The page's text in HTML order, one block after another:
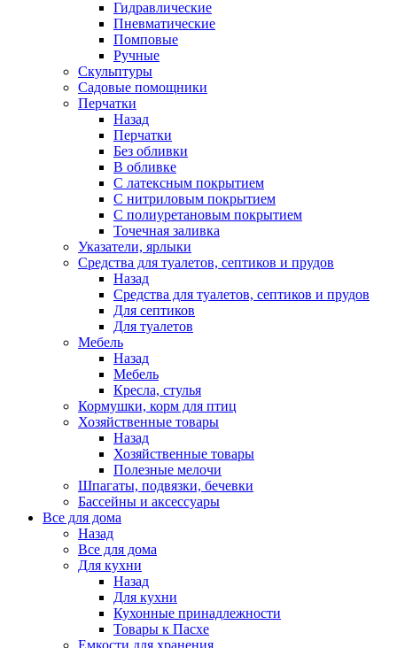
Гидравлические
Пневматические
Помповые
Ручные
Скульптуры
Садовые помощники
Перчатки
Назад
Перчатки
Без обливки
В обливке
С латексным покрытием
С нитриловым покрытием
С полиуретановым покрытием
Точечная заливка
Указатели, ярлыки
Средства для туалетов, септиков и прудов
Назад
Средства для туалетов, септиков и прудов
Для септиков
Для туалетов
Мебель
Назад
Мебель
Кресла, стулья
Кормушки, корм для птиц
Хозяйственные товары
Назад
Хозяйственные товары
Полезные мелочи
Шпагаты, подвязки, бечевки
Бассейны и аксессуары
Все для дома
Назад
Все для дома
Для кухни
Назад
Для кухни
Кухонные принадлежности
Товары к Пасхе
Емкости для хранения